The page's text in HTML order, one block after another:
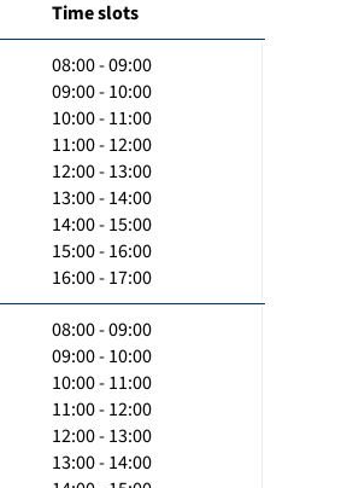
Time slots
08:00 - 09:00
09:00 - 10:00
10:00 - 11:00
11:00 - 12:00
12:00 - 13:00
13:00 - 14:00
14:00 - 15:00
15:00 - 16:00
16:00 - 17:00
08:00 - 09:00
09:00 - 10:00
10:00 - 11:00
11:00 - 12:00
12:00 - 13:00
13:00 - 14:00